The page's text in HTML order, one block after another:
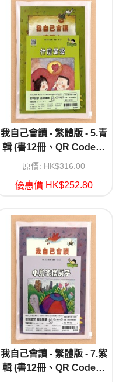
我自己會讀 - 繁體版 - 5.青
輯 (書12冊、QR Code故
事錄音、練習1本)
原價: HK$316.00
優惠價 HK$252.80
我自己會讀 - 繁體版 - 7.紫
輯 (書12冊、QR Code故